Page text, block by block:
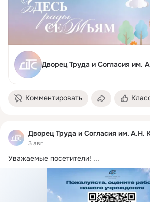
Дворец Труда и Согласия им.
Комментировать
Дворец Труда и Согласия им. А.Н.
3 авг
Уважаемые посетители! ...